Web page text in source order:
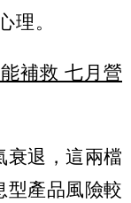
理。
補救 七月營
衰退，這兩檔
型產品風險較